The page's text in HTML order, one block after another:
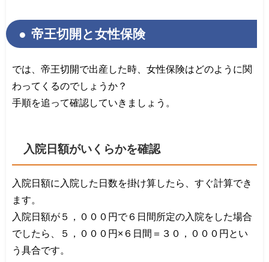
帝王切開と女性保険
では、帝王切開で出産した時、女性保険はどのように関
わってくるのでしょうか？
手順を追って確認していきましょう。
入院日額がいくらかを確認
入院日額に入院した日数を掛け算したら、すぐ計算でき
ます。
入院日額が５，０００円で６日間所定の入院をした場合
でしたら、５，０００円×６日間＝３０，０００円とい
う具合です。